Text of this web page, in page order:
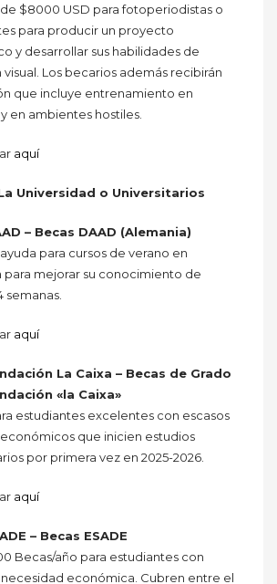
de $8000 USD para fotoperiodistas o
para producir un proyecto
y desarrollar sus habilidades de
visual. Los becarios además recibirán
que incluye entrenamiento en
en ambientes hostiles.
aquí
Universidad o Universitarios
– Becas DAAD (Alemania)
para cursos de verano en
para mejorar su conocimiento de
semanas.
aquí
La Caixa – Becas de Grado
«la Caixa»
estudiantes excelentes con escasos
que inicien estudios
por primera vez en 2025-2026.
aquí
– Becas ESADE
Becas/año para estudiantes con
económica. Cubren entre el